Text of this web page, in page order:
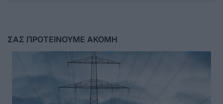
ΣΑΣ ΠΡΟΤΕΙΝΟΥΜΕ ΑΚΟΜΗ